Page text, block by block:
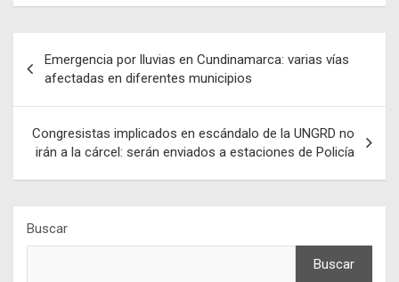
de
entradas
Emergencia por lluvias en Cundinamarca: varias vías
afectadas en diferentes municipios
Congresistas implicados en escándalo de la UNGRD no
irán a la cárcel: serán enviados a estaciones de Policía
Buscar
Buscar